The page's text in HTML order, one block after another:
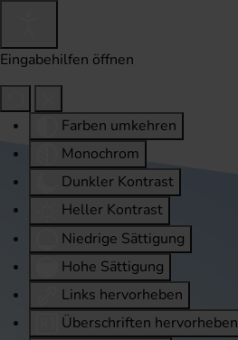
Eingabehilfen öffnen
Farben umkehren
Monochrom
Dunkler Kontrast
Heller Kontrast
Niedrige Sättigung
Hohe Sättigung
Links hervorheben
Überschriften hervorheben